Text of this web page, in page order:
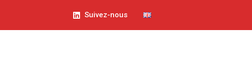
Suivez-nous